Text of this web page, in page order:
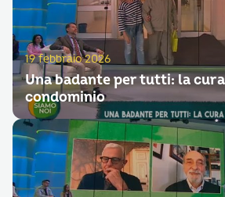
19 febbraio 2026
Una badante per tutti: la
condominio